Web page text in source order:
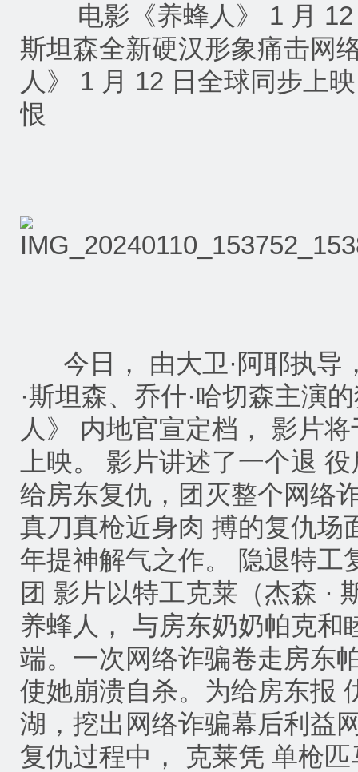
电影《养蜂人》 1 月 12
斯坦森全新硬汉形象痛击网
人》 1 月 12 日全球同步上
恨
今日， 由大卫·阿耶执导
·斯坦森、乔什·哈切森主演
人》 内地官宣定档， 影片
上映。 影片讲述了一个退
给房东复仇，团灭整个网络
真刀真枪近身肉 搏的复仇场
年提神解气之作。 隐退特工
团 影片以特工克莱（杰森 ·
养蜂人， 与房东奶奶帕克和
端。一次网络诈骗卷走房东
使她崩溃自杀。为给房东报
湖，挖出网络诈骗幕后利益
复仇过程中， 克莱凭 单枪